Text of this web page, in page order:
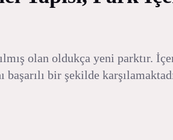
olan oldukça yeni parktır.
bir şekilde